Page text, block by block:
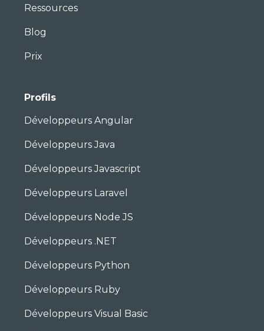
Ressources
Blog
Prix
Profils
Développeurs Angular
Développeurs Java
Développeurs Javascript
Développeurs Laravel
Développeurs Node JS
Développeurs .NET
Développeurs Python
Développeurs Ruby
Développeurs Visual Basic